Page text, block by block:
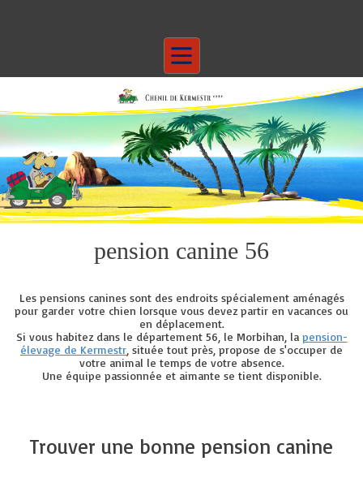
pension canine 56
Les pensions canines sont des endroits spécialement aménagés
pour garder votre chien lorsque vous devez partir en vacances ou
en déplacement.
Si vous habitez dans le département 56, le Morbihan, la pension-
élevage de Kermestr , située tout près, propose de s'occuper de
votre animal le temps de votre absence.
Une équipe passionnée et aimante se tient disponible.
Trouver une bonne pension canine